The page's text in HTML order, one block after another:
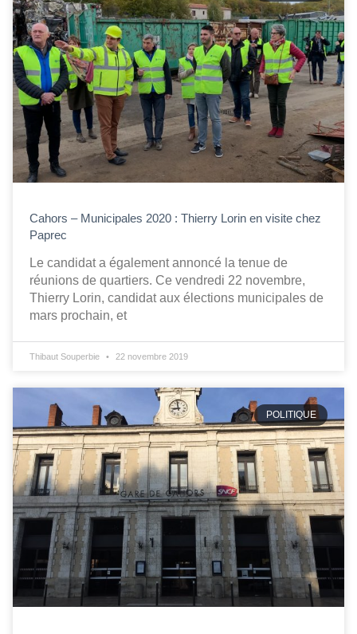
Cahors – Municipales 2020 : Thierry Lorin en visite chez
Paprec
Le candidat a également annoncé la tenue de
réunions de quartiers. Ce vendredi 22 novembre,
Thierry Lorin, candidat aux élections municipales de
mars prochain, et
Thibaut Souperbie 22 novembre 2019
POLITIQUE